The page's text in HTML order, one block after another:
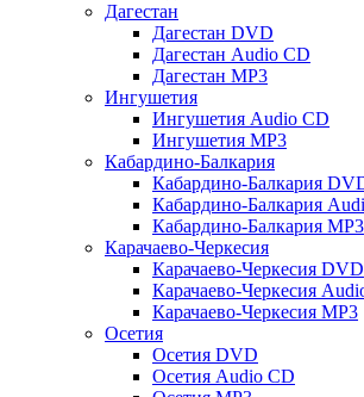
Дагестан
Дагестан DVD
Дагестан Audio CD
Дагестан MP3
Ингушетия
Ингушетия Audio CD
Ингушетия MP3
Кабардино-Балкария
Кабардино-Балкария
Кабардино-Балкария
Кабардино-Балкария MP3
Карачаево-Черкесия
Карачаево-Черкесия DVD
Карачаево-Черкесия
Карачаево-Черкесия MP3
Осетия
Осетия DVD
Осетия Audio CD